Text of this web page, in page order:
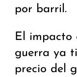
por barril.
El impacto
guerra ya
precio del